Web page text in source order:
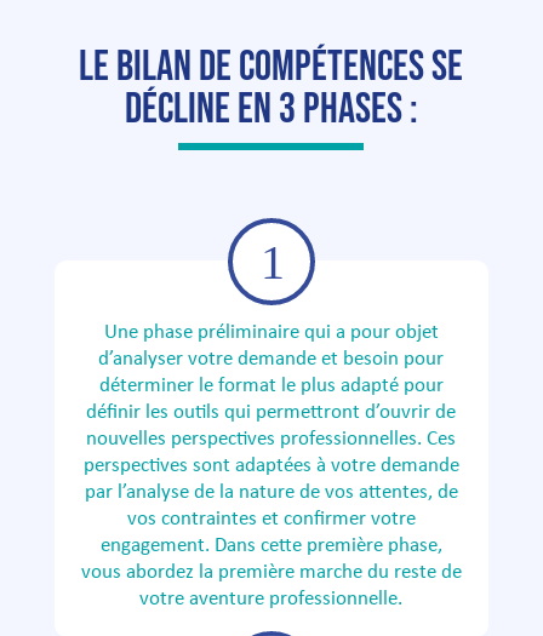
Le bilan de compétences se
décline en 3 phases :
Une phase préliminaire qui a pour objet
d’analyser votre demande et besoin pour
déterminer le format le plus adapté pour
définir les outils qui permettront d’ouvrir de
nouvelles perspectives professionnelles. Ces
perspectives sont adaptées à votre demande
par l’analyse de la nature de vos attentes, de
vos contraintes et confirmer votre
engagement. Dans cette première phase,
vous abordez la première marche du reste de
votre aventure professionnelle.